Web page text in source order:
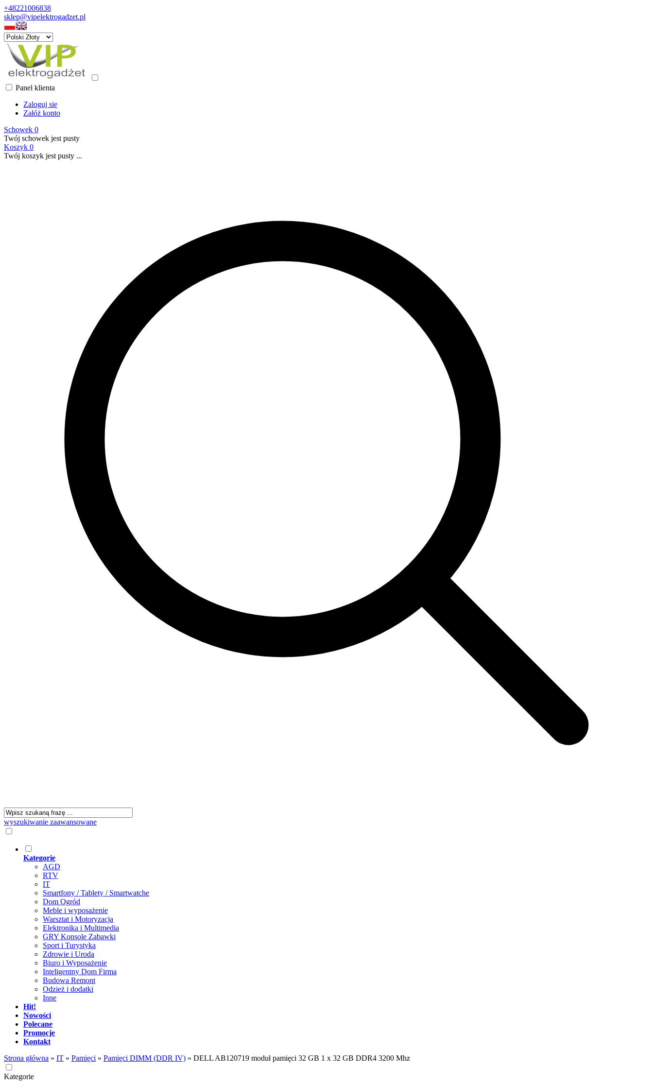
+48221006838
sklep@vipelektrogadzet.pl
Panel klienta
Zaloguj się
Załóż konto
Schowek 0
Twój schowek jest pusty
Koszyk 0
Twój koszyk jest pusty ...
wyszukiwanie zaawansowane
Kategorie
AGD
RTV
IT
Smartfony / Tablety / Smartwatche
Dom Ogród
Meble i wyposażenie
Warsztat i Motoryzacja
Elektronika i Multimedia
GRY Konsole Zabawki
Sport i Turystyka
Zdrowie i Uroda
Biuro i Wyposażenie
Inteligentny Dom Firma
Budowa Remont
Odzież i dodatki
Inne
Hit!
Nowości
Polecane
Promocje
Kontakt
Strona główna » IT » Pamięci » Pamięci DIMM (DDR IV) » DELL AB120719 moduł pamięci 32 GB 1 x 32 GB DDR4 3200 Mhz
Kategorie